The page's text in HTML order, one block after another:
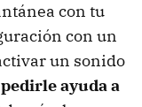
con tu
con un
un sonido
pedirle ayuda a